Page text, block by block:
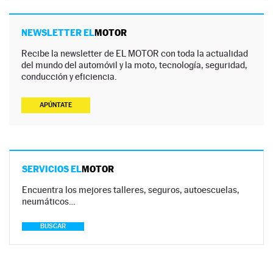
NEWSLETTER ELMOTOR
Recibe la newsletter de EL MOTOR con toda la actualidad
del mundo del automóvil y la moto, tecnología, seguridad,
conducción y eficiencia.
APÚNTATE
SERVICIOS ELMOTOR
Encuentra los mejores talleres, seguros, autoescuelas,
neumáticos…
BUSCAR